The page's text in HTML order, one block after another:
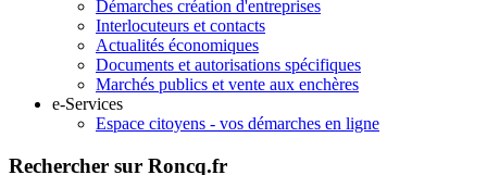
Démarches création d'entreprises
Interlocuteurs et contacts
Actualités économiques
Documents et autorisations spécifiques
Marchés publics et vente aux enchères
e-Services
Espace citoyens - vos démarches en ligne
Rechercher sur Roncq.fr